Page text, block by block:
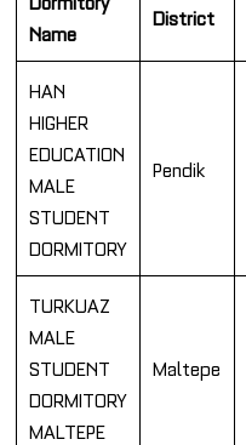
Name
District
HAN
HIGHER
EDUCATION
MALE
STUDENT
DORMITORY
Pendik
TURKUAZ
MALE
STUDENT
DORMITORY
MALTEPE
Maltepe